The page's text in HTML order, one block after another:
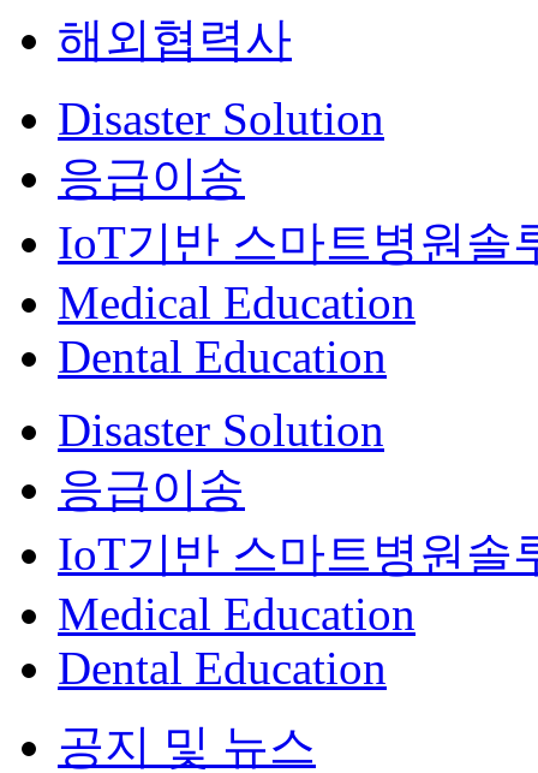
해외협력사
Disaster Solution
응급이송
IoT기반 스마트병원솔
Medical Education
Dental Education
Disaster Solution
응급이송
IoT기반 스마트병원솔
Medical Education
Dental Education
공지 및 뉴스